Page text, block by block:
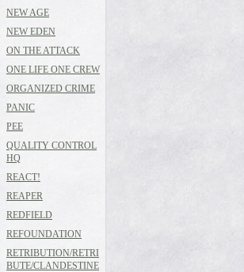
NEW AGE
NEW EDEN
ON THE ATTACK
ONE LIFE ONE CREW
ORGANIZED CRIME
PANIC
PEE
QUALITY CONTROL
HQ
REACT!
REAPER
REDFIELD
REFOUNDATION
RETRIBUTION/RETRI
BUTE/CLANDESTINE